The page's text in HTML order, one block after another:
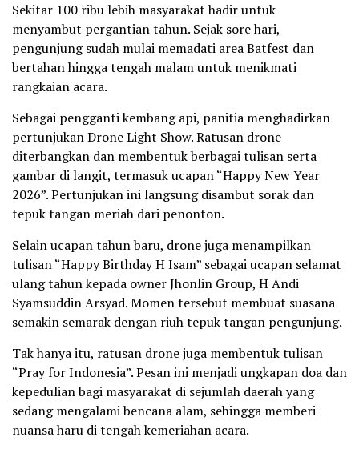
Sekitar 100 ribu lebih masyarakat hadir untuk
menyambut pergantian tahun. Sejak sore hari,
pengunjung sudah mulai memadati area Batfest dan
bertahan hingga tengah malam untuk menikmati
rangkaian acara.
Sebagai pengganti kembang api, panitia menghadirkan
pertunjukan Drone Light Show. Ratusan drone
diterbangkan dan membentuk berbagai tulisan serta
gambar di langit, termasuk ucapan “Happy New Year
2026”. Pertunjukan ini langsung disambut sorak dan
tepuk tangan meriah dari penonton.
Selain ucapan tahun baru, drone juga menampilkan
tulisan “Happy Birthday H Isam” sebagai ucapan selamat
ulang tahun kepada owner Jhonlin Group, H Andi
Syamsuddin Arsyad. Momen tersebut membuat suasana
semakin semarak dengan riuh tepuk tangan pengunjung.
Tak hanya itu, ratusan drone juga membentuk tulisan
“Pray for Indonesia”. Pesan ini menjadi ungkapan doa dan
kepedulian bagi masyarakat di sejumlah daerah yang
sedang mengalami bencana alam, sehingga memberi
nuansa haru di tengah kemeriahan acara.